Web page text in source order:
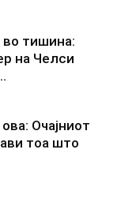
тишина:
на Челси
Очајниот
тоа што